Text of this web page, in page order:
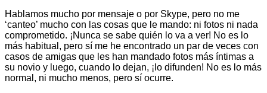
Hablamos mucho por mensaje o por Skype, pero no me
‘canteo’ mucho con las cosas que le mando: ni fotos ni nada
comprometido. ¡Nunca se sabe quién lo va a ver! No es lo
más habitual, pero sí me he encontrado un par de veces con
casos de amigas que les han mandado fotos más íntimas a
su novio y luego, cuando lo dejan, ¡lo difunden! No es lo más
normal, ni mucho menos, pero sí ocurre.